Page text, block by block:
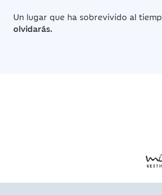
Un lugar que ha sobrevivido al
olvidarás.